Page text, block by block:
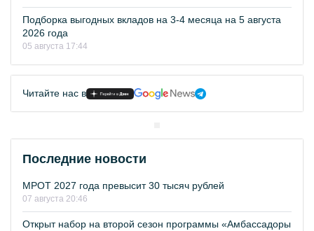
Подборка выгодных вкладов на 3-4 месяца на 5 августа
2026 года
05 августа 17:44
Читайте нас в
Последние новости
МРОТ 2027 года превысит 30 тысяч рублей
07 августа 20:46
Открыт набор на второй сезон программы «Амбассадоры